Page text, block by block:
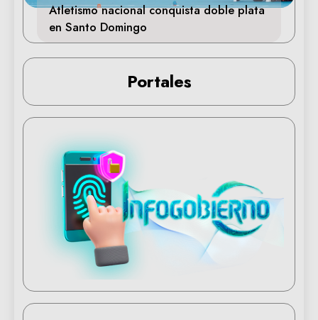
Atletismo nacional conquista doble plata
en Santo Domingo
Portales